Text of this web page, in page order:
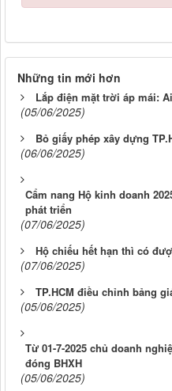
Những tin mới hơn
Lắp điện mặt trời áp mái:
(05/06/2025)
Bỏ giấy phép xây dựng
(06/06/2025)
Cẩm nang Hộ kinh doanh
phát triển
(07/06/2025)
Hộ chiếu hết hạn thì có
(07/06/2025)
TP.HCM điều chỉnh bảng
(05/06/2025)
Từ 01-7-2025 chủ doanh
đóng BHXH
(05/06/2025)